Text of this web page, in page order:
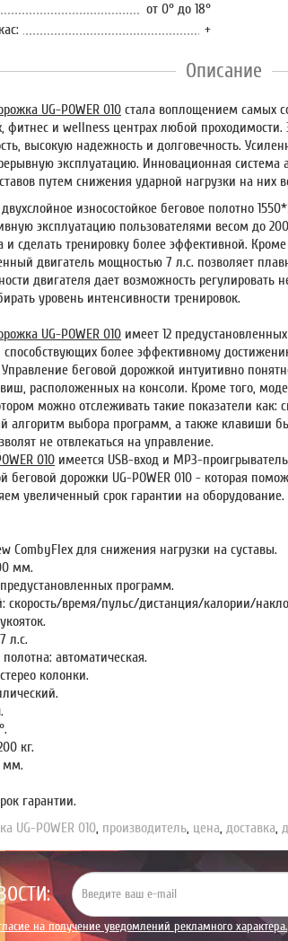
от 0° до 18°
+
Описание
UG-POWER 010 стала воплощением самых
фитнес и wellness центрах любой проходимости.
высокую надежность и долговечность.
эксплуатацию. Инновационная
путем снижения ударной нагрузки на них
износостойкое беговое полотно
эксплуатацию пользователями весом до
сделать тренировку более эффективной.
двигатель мощностью 7 л.с. позволяет
двигателя дает возможность регулировать
уровень интенсивности тренировок.
UG-POWER 010 имеет 12
более эффективному
беговой дорожкой интуитивно
расположенных на консоли. Кроме того,
можно отслеживать такие показатели как:
выбора программ, а также клавиши
не отвлекаться на управление.
010 имеется USB-вход и MP3-
беговой дорожки UG-POWER 010 - которая
увеличенный срок гарантии на оборудование.
CombyFlex для снижения нагрузки на суставы.
мм.
программ.
скорость/время/пульс/дистанция/калории/
л.с.
aвтоматическая.
колонки.
кг.
мм.
гарантии.
UG-POWER 010 производитель цена доставка
на получение уведомлений рекламного характера.